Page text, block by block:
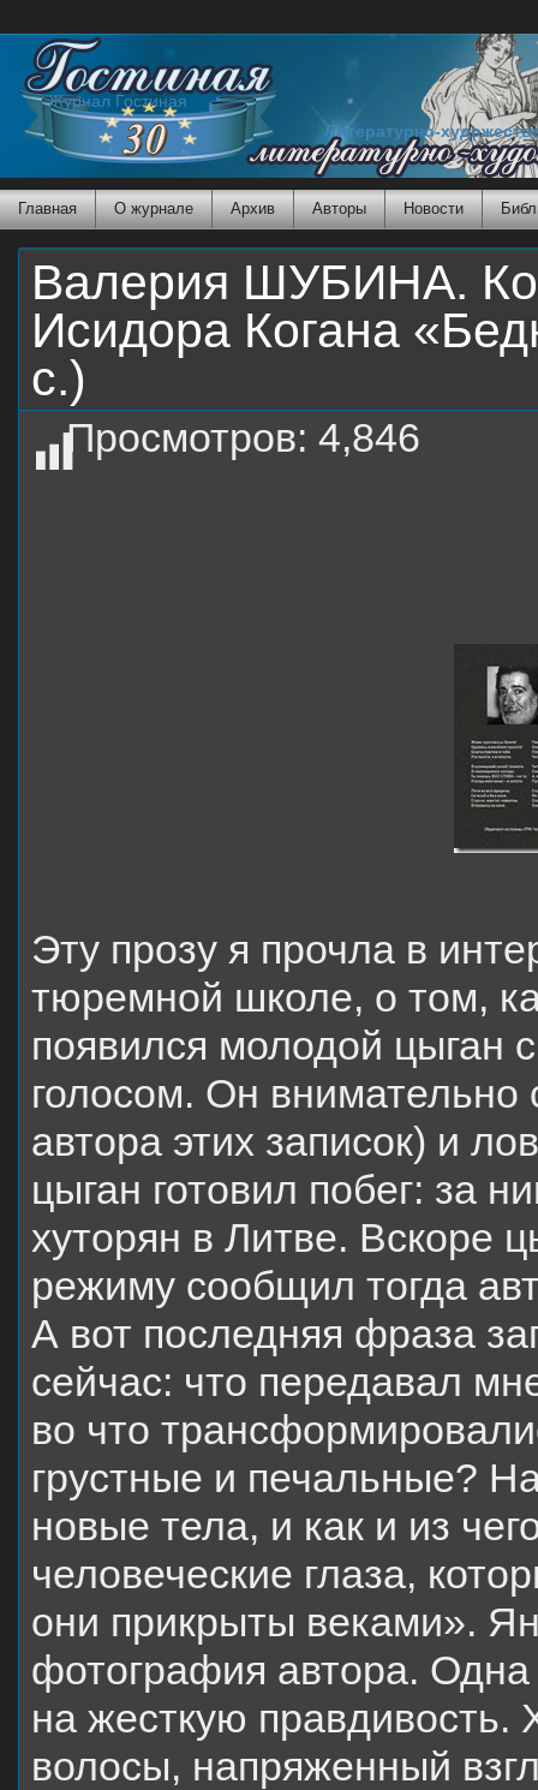
Журнал Гостиная
Литературно-
Главная О журнале Архив Авторы Новости
Валерия ШУБИНА.
Исидора Когана
с.)
Просмотров: 4,846
Эту прозу я прочла в
тюремной школе, о том,
появился молодой цыган
голосом. Он внимательно
автора этих записок) и
цыган готовил побег: за
хуторян в Литве. Вскоре
режиму сообщил тогда
А вот последняя фраза
сейчас: что передавал
во что
грустные и печальные?
новые тела, и как и из
человеческие глаза,
они прикрыты веками».
фотография автора.
на жесткую
волосы, напряженный